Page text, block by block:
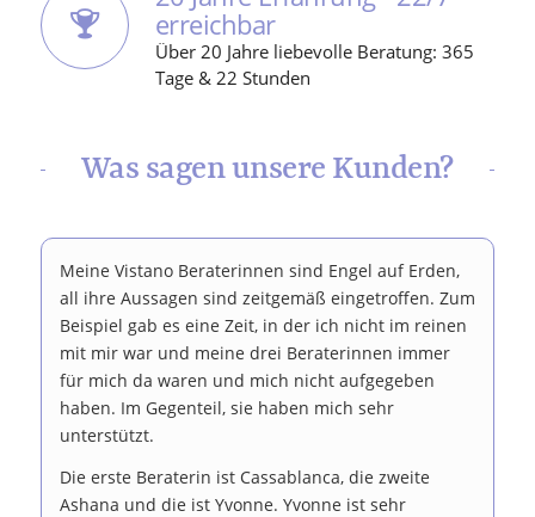
erreichbar
Über 20 Jahre liebevolle Beratung: 365
Tage & 22 Stunden
Was sagen unsere Kunden?
Meine Vistano Beraterinnen sind Engel auf Erden,
all ihre Aussagen sind zeitgemäß eingetroffen. Zum
Beispiel gab es eine Zeit, in der ich nicht im reinen
mit mir war und meine drei Beraterinnen immer
für mich da waren und mich nicht aufgegeben
haben. Im Gegenteil, sie haben mich sehr
unterstützt.
Die erste Beraterin ist Cassablanca, die zweite
Ashana und die ist Yvonne. Yvonne ist sehr